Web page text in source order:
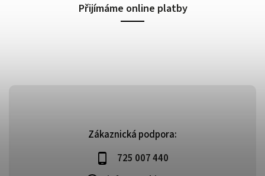
Zákaznická podpora:
725 007 440
Přijímáme online platby